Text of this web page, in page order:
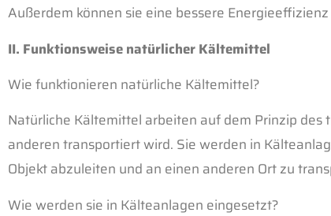
Außerdem können sie eine bessere
II. Funktionsweise natürlicher Kältemittel
Wie funktionieren natürliche Kältemittel?
Natürliche Kältemittel arbeiten auf dem Prinzip
anderen transportiert wird. Sie werden in
Objekt abzuleiten und an einen anderen Ort zu
Wie werden sie in Kälteanlagen eingesetzt?